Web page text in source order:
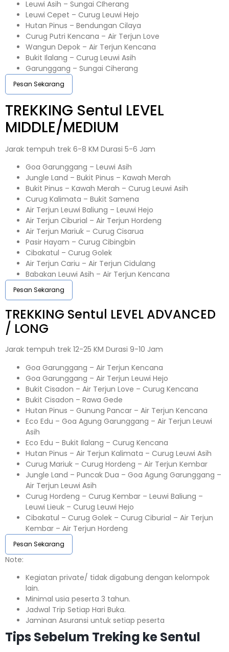
Leuwi Asih – Sungai CIherang
Leuwi Cepet – Curug Leuwi Hejo
Hutan Pinus – Bendungan Cilaya
Curug Putri Kencana – Air Terjun Love
Wangun Depok – Air Terjun Kencana
Bukit Ilalang – Curug Leuwi Asih
Garunggang – Sungai Ciherang
Pesan Sekarang
TREKKING Sentul LEVEL
MIDDLE/MEDIUM
Jarak tempuh trek 6-8 KM Durasi 5-6 Jam
Goa Garunggang – Leuwi Asih
Jungle Land – Bukit Pinus – Kawah Merah
Bukit Pinus – Kawah Merah – Curug Leuwi Asih
Curug Kalimata – Bukit Samena
Air Terjun Leuwi Baliung – Leuwi Hejo
Air Terjun Ciburial – Air Terjun Hordeng
Air Terjun Mariuk – Curug Cisarua
Pasir Hayam – Curug Cibingbin
Cibakatul – Curug Golek
Air Terjun Cariu – Air Terjun Cidulang
Babakan Leuwi Asih – Air Terjun Kencana
Pesan Sekarang
TREKKING Sentul LEVEL ADVANCED
/ LONG
Jarak tempuh trek 12-25 KM Durasi 9-10 Jam
Goa Garunggang – Air Terjun Kencana
Goa Garunggang – Air Terjun Leuwi Hejo
Bukit Cisadon – Air Terjun Love – Curug Kencana
Bukit Cisadon – Rawa Gede
Hutan Pinus – Gunung Pancar – Air Terjun Kencana
Eco Edu – Goa Agung Garunggang – Air Terjun Leuwi
Asih
Eco Edu – Bukit Ilalang – Curug Kencana
Hutan Pinus – Air Terjun Kalimata – Curug Leuwi Asih
Curug Mariuk – Curug Hordeng – Air Terjun Kembar
Jungle Land – Puncak Dua – Goa Agung Garunggang –
Air Terjun Leuwi Asih
Curug Hordeng – Curug Kembar – Leuwi Baliung –
Leuwi Lieuk – Curug Leuwi Hejo
Cibakatul – Curug Golek – Curug Ciburial – Air Terjun
Kembar – Air Terjun Hordeng
Pesan Sekarang
Note:⁣⁣
Kegiatan private/ tidak digabung dengan kelompok
lain.
Minimal usia peserta 3 tahun.⁣⁣
Jadwal Trip Setiap Hari Buka.⁣⁣
Jaminan Asuransi untuk setiap peserta ⁣⁣
Tips Sebelum Treking ke Sentul